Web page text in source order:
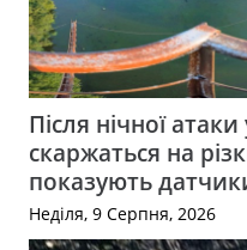
Після нічної
скаржаться на
показують
Неділя, 9 Серпня, 2026